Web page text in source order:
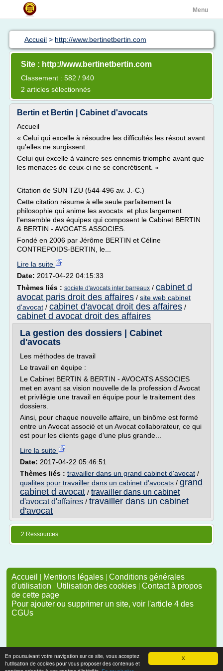
X
En poursuivant votre navigation sur ce site, vous acceptez
l'utilisation de cookies pour vous proposer des contenus et
Menu
Accueil > http://www.bertinetbertin.com
Site : http://www.bertinetbertin.com
Classement : 582 / 940
2 articles sélectionnés
Bertin et Bertin | Cabinet d'avocats
Accueil
« Celui qui excelle à résoudre les difficultés les résout avant
qu'elles ne surgissent.
Celui qui excelle à vaincre ses ennemis triomphe avant que
les menaces de ceux-ci ne se concrétisent. »
Citation de SUN TZU (544-496 av. J.-C.)
Cette citation résume à elle seule parfaitement la
philosophie qui anime les avocats et plus largement
l'ensemble des équipes qui composent le Cabinet BERTIN
& BERTIN - AVOCATS ASSOCIES.
Fondé en 2006 par Jérôme BERTIN et Céline
CONTREPOIDS-BERTIN, le...
Lire la suite
Date: 2017-04-22 04:15:33
Thèmes liés : societe d'avocats inter barreaux / cabinet d
avocat paris droit des affaires / site web cabinet
d'avocat / cabinet d'avocat droit des affaires /
cabinet d avocat droit des affaires
La gestion des dossiers | Cabinet
d'avocats
Les méthodes de travail
Le travail en équipe :
Le Cabinet BERTIN & BERTIN - AVOCATS ASSOCIES
met en avant sa vision nouvelle de la profession d'Avocat
et privilégie une travail en équipe pour le traitement des
dossiers.
Ainsi, pour chaque nouvelle affaire, un binôme est formé
entre un Avocat associé et un Avocat collaborateur, ce qui
est pour les clients gage d'une plus grande...
Lire la suite
Date: 2017-04-22 05:46:51
Thèmes liés : travailler dans un grand cabinet d'avocat /
qualites pour travailler dans un cabinet d'avocats / grand
cabinet d avocat / travailler dans un cabinet
d'avocat d'affaires / travailler dans un cabinet
d'avocat
2 Ressources
Accueil | Mentions légales | Conditions générales
d'utilisation | Utilisation des cookies | Contact à propos
de cette page
Pour ajouter ou supprimer un site, voir l'article 4 des
CGUs